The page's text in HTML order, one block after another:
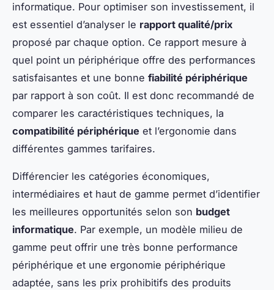
informatique. Pour optimiser son investissement, il
est essentiel d’analyser le rapport qualité/prix
proposé par chaque option. Ce rapport mesure à
quel point un périphérique offre des performances
satisfaisantes et une bonne fiabilité périphérique
par rapport à son coût. Il est donc recommandé de
comparer les caractéristiques techniques, la
compatibilité périphérique et l’ergonomie dans
différentes gammes tarifaires.
Différencier les catégories économiques,
intermédiaires et haut de gamme permet d’identifier
les meilleures opportunités selon son budget
informatique. Par exemple, un modèle milieu de
gamme peut offrir une très bonne performance
périphérique et une ergonomie périphérique
adaptée, sans les prix prohibitifs des produits